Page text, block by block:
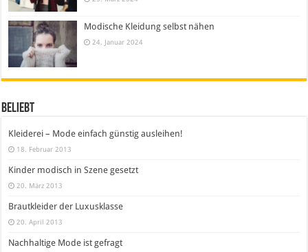
Modische Kleidung selbst nähen
24. Januar 2024
Beliebt
Kleiderei – Mode einfach günstig ausleihen!
18. Februar 2013
Kinder modisch in Szene gesetzt
20. März 2013
Brautkleider der Luxusklasse
20. April 2013
Nachhaltige Mode ist gefragt